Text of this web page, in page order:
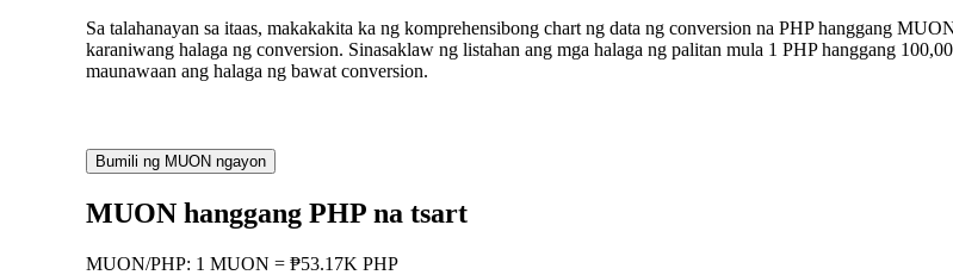
Sa talahanayan sa itaas, makakakita ka ng komprehensibong chart ng data ng conversion na PHP hanggang
karaniwang halaga ng conversion. Sinasaklaw ng listahan ang mga halaga ng palitan mula 1 PHP hanggang
maunawaan ang halaga ng bawat conversion.
Bumili ng MUON ngayon
MUON hanggang PHP na tsart
MUON/PHP: 1 MUON = ₱53.17K PHP